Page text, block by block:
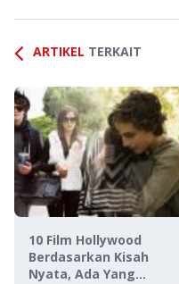
ARTIKEL TERKAIT
10 Film Hollywood
Berdasarkan Kisah
Nyata, Ada Yang